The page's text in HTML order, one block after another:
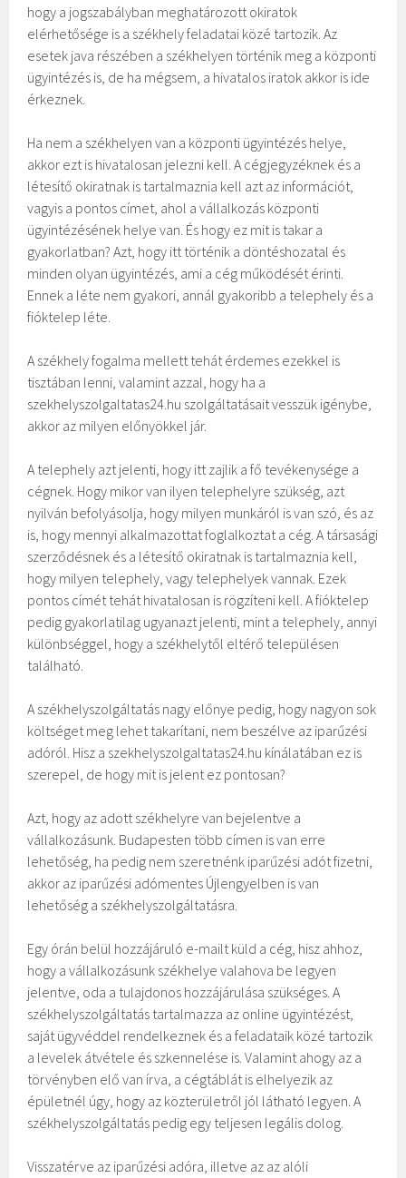
hogy a jogszabályban meghatározott okiratok
elérhetősége is a székhely feladatai közé tartozik. Az
esetek java részében a székhelyen történik meg a központi
ügyintézés is, de ha mégsem, a hivatalos iratok akkor is ide
érkeznek.
Ha nem a székhelyen van a központi ügyintézés helye,
akkor ezt is hivatalosan jelezni kell. A cégjegyzéknek és a
létesítő okiratnak is tartalmaznia kell azt az információt,
vagyis a pontos címet, ahol a vállalkozás központi
ügyintézésének helye van. És hogy ez mit is takar a
gyakorlatban? Azt, hogy itt történik a döntéshozatal és
minden olyan ügyintézés, ami a cég működését érinti.
Ennek a léte nem gyakori, annál gyakoribb a telephely és a
fióktelep léte.
A székhely fogalma mellett tehát érdemes ezekkel is
tisztában lenni, valamint azzal, hogy ha a
szekhelyszolgaltatas24.hu szolgáltatásait vesszük igénybe,
akkor az milyen előnyökkel jár.
A telephely azt jelenti, hogy itt zajlik a fő tevékenysége a
cégnek. Hogy mikor van ilyen telephelyre szükség, azt
nyilván befolyásolja, hogy milyen munkáról is van szó, és az
is, hogy mennyi alkalmazottat foglalkoztat a cég. A társasági
szerződésnek és a létesítő okiratnak is tartalmaznia kell,
hogy milyen telephely, vagy telephelyek vannak. Ezek
pontos címét tehát hivatalosan is rögzíteni kell. A fióktelep
pedig gyakorlatilag ugyanazt jelenti, mint a telephely, annyi
különbséggel, hogy a székhelytől eltérő településen
található.
A székhelyszolgáltatás nagy előnye pedig, hogy nagyon sok
költséget meg lehet takarítani, nem beszélve az iparűzési
adóról. Hisz a szekhelyszolgaltatas24.hu kínálatában ez is
szerepel, de hogy mit is jelent ez pontosan?
Azt, hogy az adott székhelyre van bejelentve a
vállalkozásunk. Budapesten több címen is van erre
lehetőség, ha pedig nem szeretnénk iparűzési adót fizetni,
akkor az iparűzési adómentes Újlengyelben is van
lehetőség a székhelyszolgáltatásra.
Egy órán belül hozzájáruló e-mailt küld a cég, hisz ahhoz,
hogy a vállalkozásunk székhelye valahova be legyen
jelentve, oda a tulajdonos hozzájárulása szükséges. A
székhelyszolgáltatás tartalmazza az online ügyintézést,
saját ügyvéddel rendelkeznek és a feladataik közé tartozik
a levelek átvétele és szkennelése is. Valamint ahogy az a
törvényben elő van írva, a cégtáblát is elhelyezik az
épületnél úgy, hogy az közterületről jól látható legyen. A
székhelyszolgáltatás pedig egy teljesen legális dolog.
Visszatérve az iparűzési adóra, illetve az az alóli